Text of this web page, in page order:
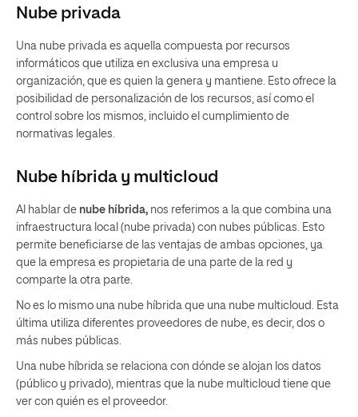
Nube privada
Una nube privada es aquella compuesta por recursos
informáticos que utiliza en exclusiva una empresa u
organización, que es quien la genera y mantiene. Esto ofrece la
posibilidad de personalización de los recursos, así como el
control sobre los mismos, incluido el cumplimiento de
normativas legales.
Nube híbrida y multicloud
Al hablar de nube híbrida, nos referimos a la que combina una
infraestructura local (nube privada) con nubes públicas. Esto
permite beneficiarse de las ventajas de ambas opciones, ya
que la empresa es propietaria de una parte de la red y
comparte la otra parte.
No es lo mismo una nube híbrida que una nube multicloud. Esta
última utiliza diferentes proveedores de nube, es decir, dos o
más nubes públicas.
Una nube híbrida se relaciona con dónde se alojan los datos
(público y privado), mientras que la nube multicloud tiene que
ver con quién es el proveedor.